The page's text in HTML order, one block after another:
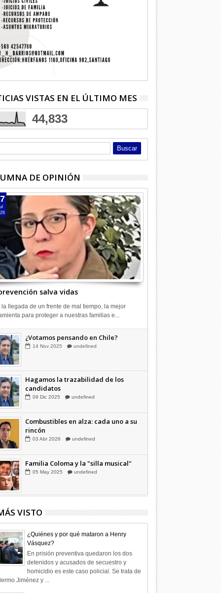
VISTAS EN EL ÚLTIMO MES
44,833
DE OPINIÓN
salva vidas
la llegada de un frente de mal tiempo, la mejor
para proteger a nuestras familias e...
¿Votamos pensando en Chile?
14 Nov 2025 undefined
Hagamos la trazabilidad de los
candidatos
09 Dic 2025 undefined
Combustibles en alza: cada uno a su
rincón
03 Abr 2026 undefined
Familia Coloma y la "silla musical"
05 May 2025 undefined
VISTO
¿Quiénes y por qué mataron a Henry
Vásquez?
En prisión preventiva quedaron los dos
detenidos y acusados de secuestro y
homicidio es este caso policial. Se trata de
Jiménez y ...